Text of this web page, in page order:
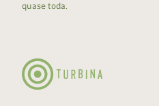
quase toda.